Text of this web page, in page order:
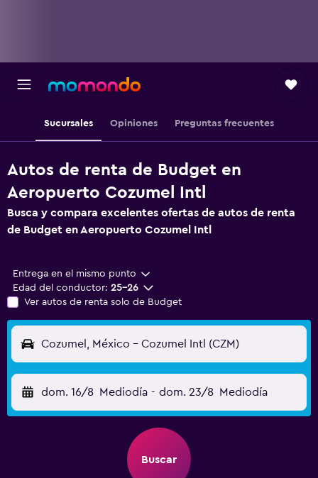
Sucursales Opiniones Preguntas frecuentes
Autos de renta de Budget en
Aeropuerto Cozumel Intl
Busca y compara excelentes ofertas de autos de renta
de Budget en Aeropuerto Cozumel Intl
Entrega en el mismo punto
Edad del conductor: 25-26
Ver autos de renta solo de Budget
Cozumel, México - Cozumel Intl (CZM)
dom. 16/8 Mediodía - dom. 23/8 Mediodía
Buscar